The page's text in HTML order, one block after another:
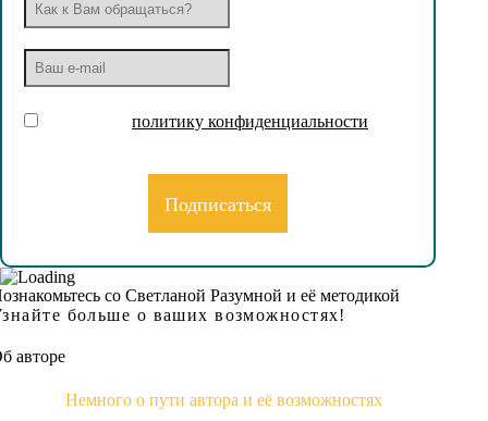
политику конфиденциальности
со Светланой Разумной и её методикой
больше о ваших возможностях!
авторе
Немного о пути автора и её возможностях